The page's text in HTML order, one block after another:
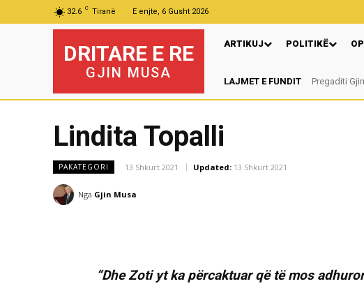
32.6 C Tiranë E enjte, 6 Gusht 2026
DRITARE E RE
GJIN MUSA
ARTIKUJ POLITIKË
LAJMET E FUNDIT Pregaditi
Nga:
Lindita Topalli
PAKATEGORI 13 Shkurt 2021 Updated: 13 Shkurt 2021
Nga Gjin Musa
“Dhe Zoti yt ka përcaktuar që të mos